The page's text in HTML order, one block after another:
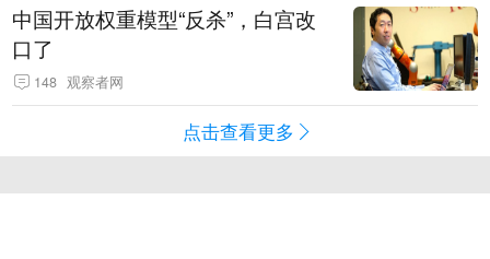
中国开放权重模型“反杀”，白宫改
口了
148 观察者网
点击查看更多